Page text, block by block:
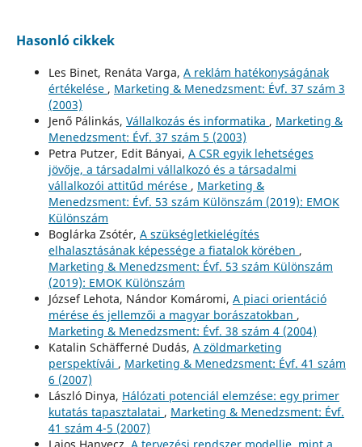
Hasonló cikkek
Les Binet, Renáta Varga, A reklám hatékonyságának
értékelése , Marketing & Menedzsment: Évf. 37 szám 3
(2003)
Jenő Pálinkás, Vállalkozás és informatika , Marketing &
Menedzsment: Évf. 37 szám 5 (2003)
Petra Putzer, Edit Bányai, A CSR egyik lehetséges
jövője, a társadalmi vállalkozó és a társadalmi
vállalkozói attitűd mérése , Marketing &
Menedzsment: Évf. 53 szám Különszám (2019): EMOK
Különszám
Boglárka Zsótér, A szükségletkielégítés
elhalasztásának képessége a fiatalok körében ,
Marketing & Menedzsment: Évf. 53 szám Különszám
(2019): EMOK Különszám
József Lehota, Nándor Komáromi, A piaci orientáció
mérése és jellemzői a magyar borászatokban ,
Marketing & Menedzsment: Évf. 38 szám 4 (2004)
Katalin Schäfferné Dudás, A zöldmarketing
perspektívái , Marketing & Menedzsment: Évf. 41 szám
6 (2007)
László Dinya, Hálózati potenciál elemzése: egy primer
kutatás tapasztalatai , Marketing & Menedzsment: Évf.
41 szám 4-5 (2007)
Lajos Hanyecz, A tervezési rendszer modellje, mint a